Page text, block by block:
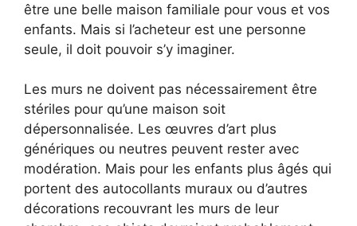
être une belle maison familiale pour vous et vos
enfants. Mais si l’acheteur est une personne
seule, il doit pouvoir s’y imaginer.
Les murs ne doivent pas nécessairement être
stériles pour qu’une maison soit
dépersonnalisée. Les œuvres d’art plus
génériques ou neutres peuvent rester avec
modération. Mais pour les enfants plus âgés qui
portent des autocollants muraux ou d’autres
décorations recouvrant les murs de leur